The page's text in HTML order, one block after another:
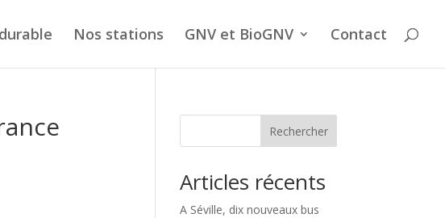
Nos stations GNV et BioGNV Contact
Rechercher
Articles récents
A Séville, dix nouveaux bus